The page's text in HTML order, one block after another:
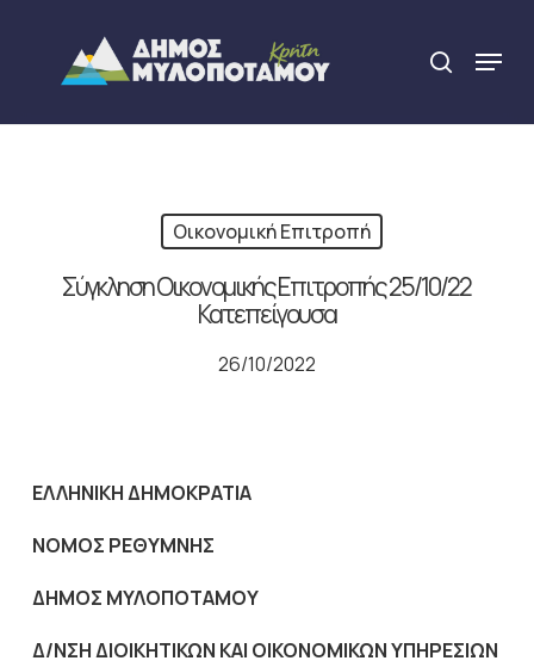
content
search
Menu
Οικονομική Επιτροπή
Σύγκληση Οικονομικής Επιτροπής 25/10/22
Κατεπείγουσα
26/10/2022
ΕΛΛΗΝΙΚΗ ΔΗΜΟΚΡΑΤΙΑ
NOMOΣ ΡΕΘΥΜΝΗΣ
ΔΗΜΟΣ ΜΥΛΟΠΟΤΑΜΟΥ
Δ/ΝΣΗ ΔΙΟΙΚΗΤΙΚΩΝ ΚΑΙ ΟΙΚΟΝΟΜΙΚΩΝ ΥΠΗΡΕΣΙΩΝ
Close